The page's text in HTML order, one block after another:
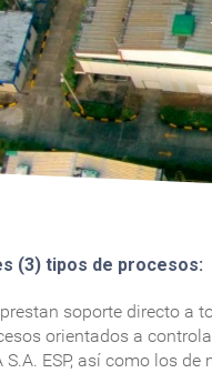
(3) tipos de procesos:
soporte directo a
orientados a
S.A. ESP, así como los